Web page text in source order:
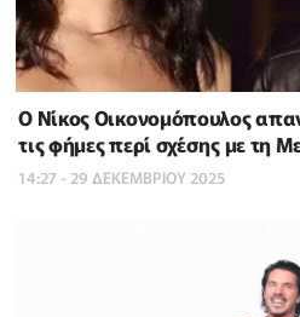
Ο Νίκος Οικονομόπουλος
τις φήμες περί σχέσης με τη
14:27 - 29 ΔΕΚΕΜΒΡΙΟΥ 2025